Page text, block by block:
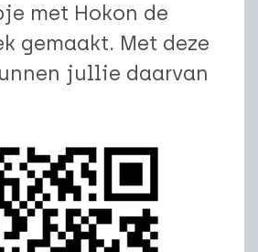
met Hokon de
gemaakt. Met deze
jullie daarvan